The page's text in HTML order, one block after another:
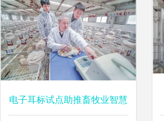
电子耳标试点助推畜牧业智慧